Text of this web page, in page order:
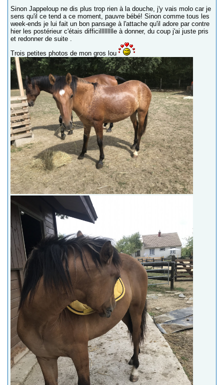
Sinon Jappeloup ne dis plus trop rien à la douche, j'y vais molo car je
sens qu'il ce tend a ce moment, pauvre bébé! Sinon comme tous les
week-ends je lui fait un bon pansage à l'attache qu'il adore par contre
hier les postérieur c'étais difficillllllllle à donner, du coup j'ai juste pris
et redonner de suite .
Trois petites photos de mon gros lou